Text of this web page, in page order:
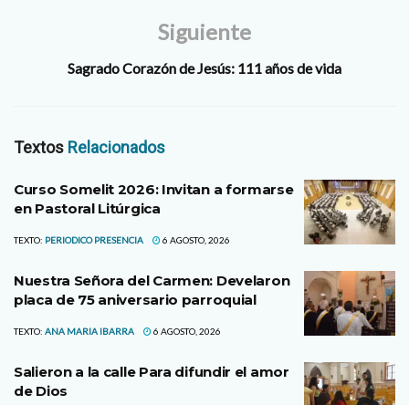
Siguiente
Sagrado Corazón de Jesús: 111 años de vida
Textos Relacionados
Curso Somelit 2026: Invitan a formarse
en Pastoral Litúrgica
TEXTO: PERIODICO PRESENCIA 6 AGOSTO, 2026
Nuestra Señora del Carmen: Develaron
placa de 75 aniversario parroquial
TEXTO: ANA MARIA IBARRA 6 AGOSTO, 2026
Salieron a la calle Para difundir el amor
de Dios